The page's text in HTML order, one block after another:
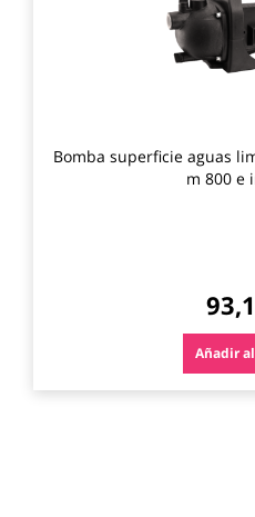
Bomba superficie aguas
m 800 e
Añadir